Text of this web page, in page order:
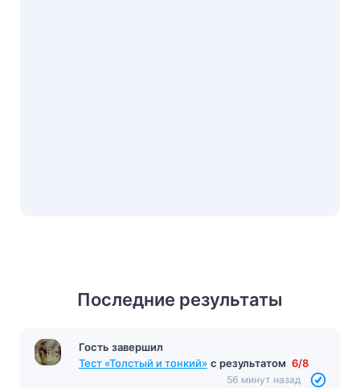
Последние результаты
Гость завершил
Тест «Толстый и тонкий» с результатом 6/8
56 минут назад